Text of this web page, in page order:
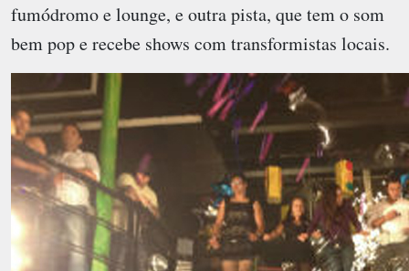
fumódromo e lounge, e outra pista, que tem o som
bem pop e recebe shows com transformistas locais.